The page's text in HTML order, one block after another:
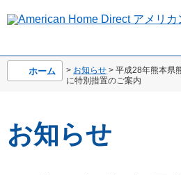
ホーム > お知らせ > 平成28年熊本県
に特別措置のご案内
お知らせ